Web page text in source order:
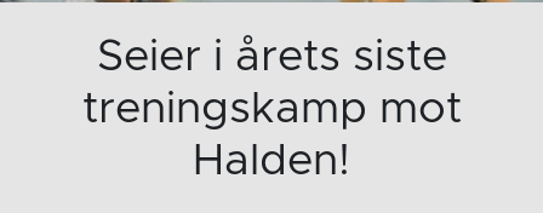
Seier i årets siste
treningskamp mot
Halden!